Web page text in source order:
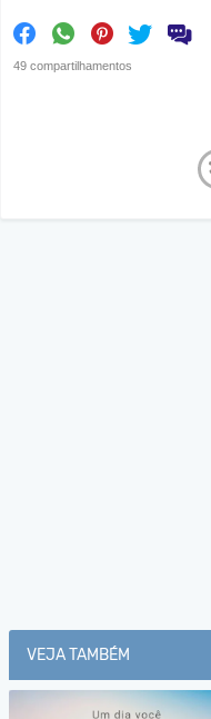
49 compartilhamentos
VEJA TAMBÉM